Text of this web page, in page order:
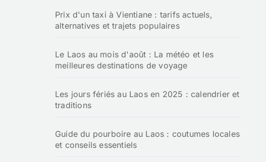
Prix d'un taxi à Vientiane : tarifs actuels,
alternatives et trajets populaires
Le Laos au mois d'août : La météo et les
meilleures destinations de voyage
Les jours fériés au Laos en 2025 : calendrier et
traditions
Guide du pourboire au Laos : coutumes locales
et conseils essentiels